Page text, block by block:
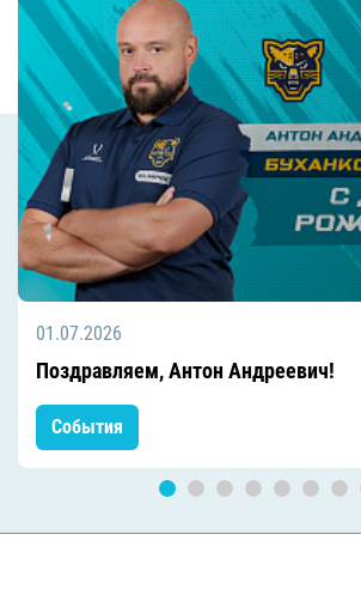
01.07.2026
Поздравляем, Антон Андреевич!
События